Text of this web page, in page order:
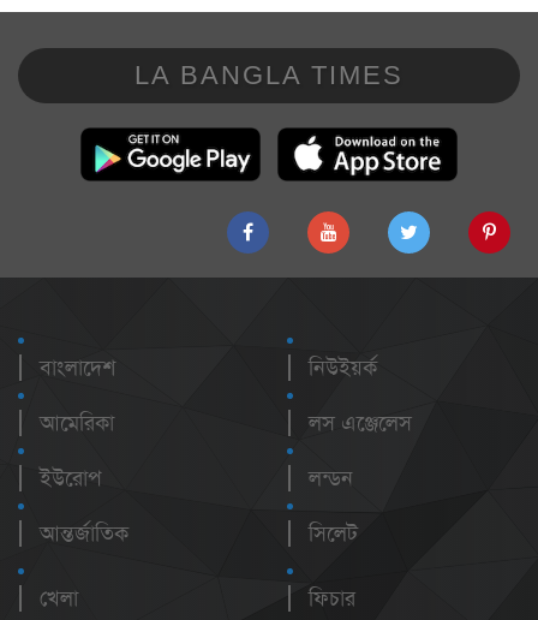
LA BANGLA TIMES
বাংলাদেশ
আমেরিকা
ইউরোপ
আন্তর্জাতিক
নিউইয়র্ক
লস এঞ্জেলেস
লন্ডন
সিলেট
খেলা
ফিচার